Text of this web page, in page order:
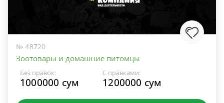
№ 48720
Зоотовары и домашние питомцы
Без правок:
1000000 сум
С правками:
1200000 сум